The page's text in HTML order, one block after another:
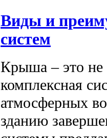
Виды и
систем
Крыша – это не
комплексная
атмосферных
зданию